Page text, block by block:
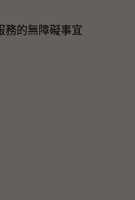
務的無障礙事宜